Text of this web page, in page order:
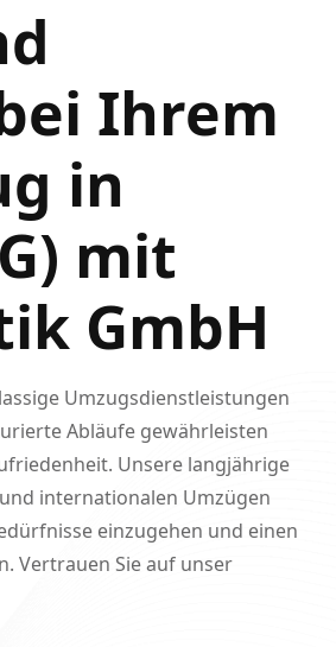
Ihrem
in
mit
GmbH
Umzugsdienstleistungen
Abläufe gewährleisten
Unsere langjährige
internationalen Umzügen
einzugehen und einen
Vertrauen Sie auf unser